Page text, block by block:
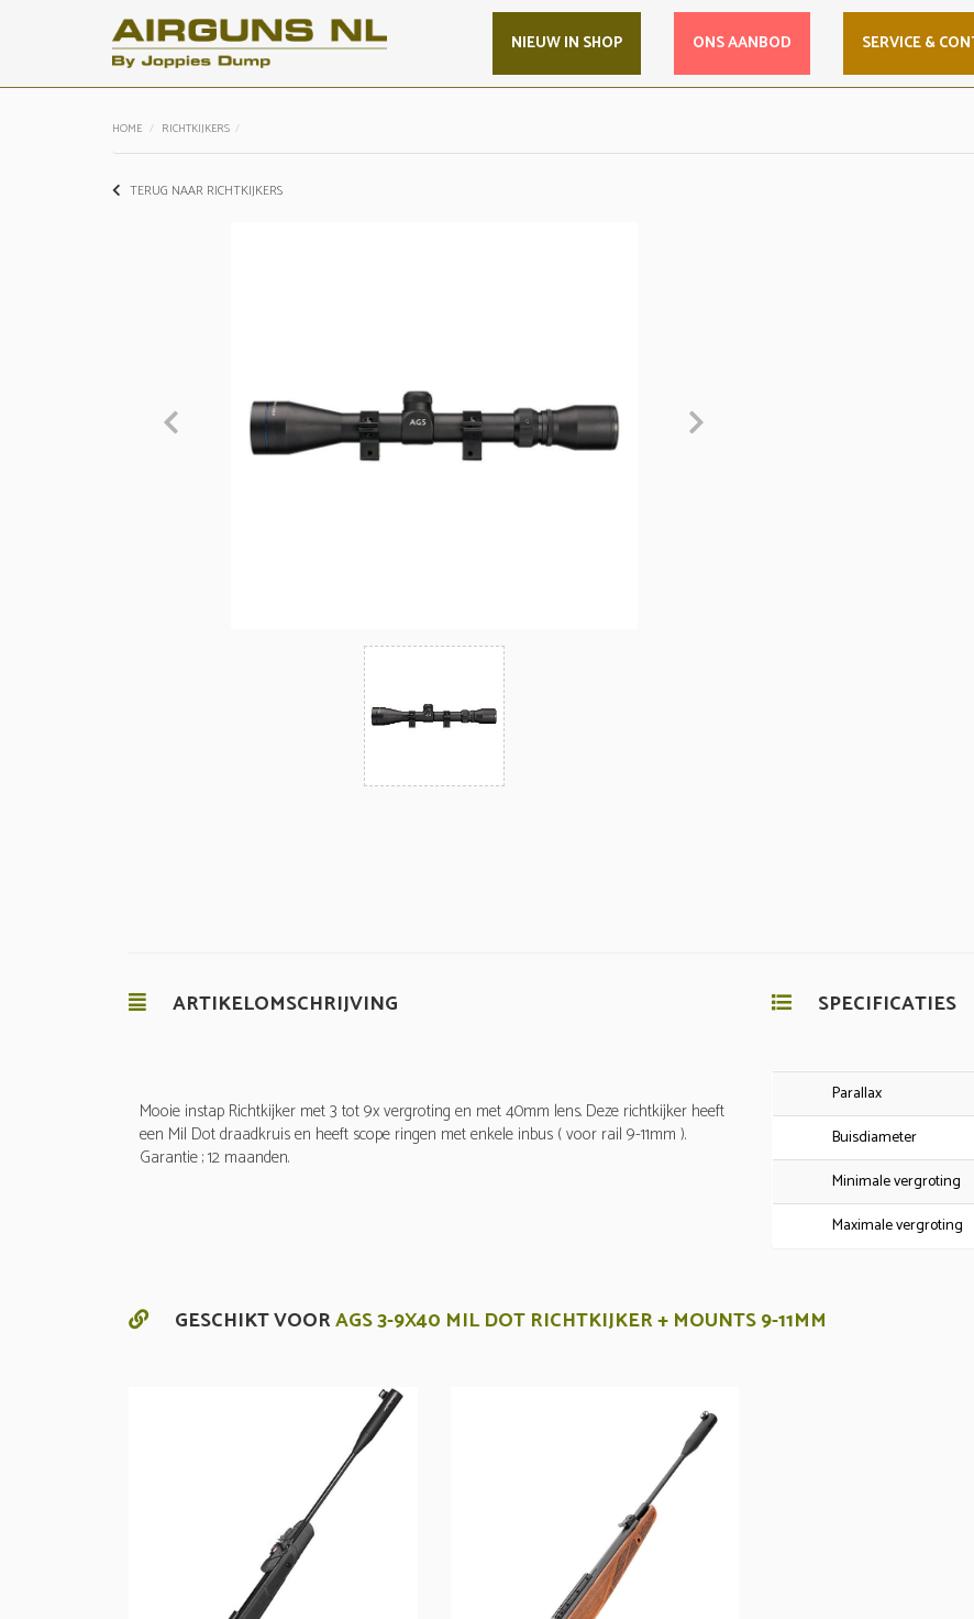
NIEUW IN SHOP ONS AANBOD SERVICE &
HOME RICHTKIJKERS
TERUG NAAR RICHTKIJKERS
ARTIKELOMSCHRIJVING
Mooie instap Richtkijker met 3 tot 9x vergroting en met 40mm lens. Deze richtkijker heeft
een Mil Dot draadkruis en heeft scope ringen met enkele inbus ( voor rail 9-11mm ).
Garantie ; 12 maanden.
SPECIFICATIES
Parallax
Buisdiameter
Minimale vergroting
Maximale vergroting
GESCHIKT VOORAGS 3-9X40 MIL DOT RICHTKIJKER + MOUNTS 9-11MM